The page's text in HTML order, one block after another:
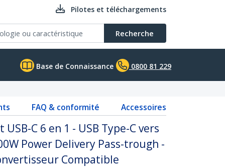
Pilotes et téléchargements
Recherche
Base de Connaissance 0800 81 229
FAQ & conformité Accessoires
C 6 en 1 - USB Type-C vers
Power Delivery Pass-trough -
Compatible